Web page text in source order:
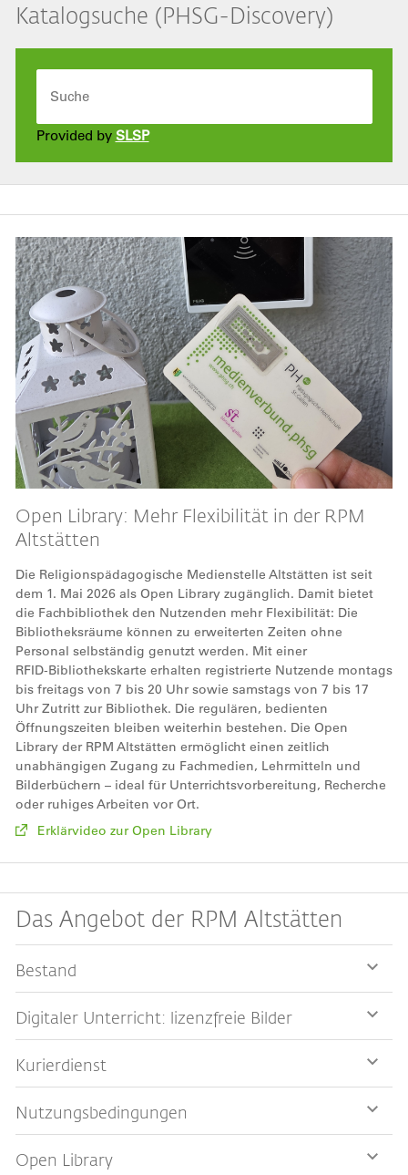
Katalogsuche (PHSG-Discovery)
Provided by SLSP
Open Library: Mehr Flexibilität in der RPM
Altstätten
Die Religionspädagogische Medienstelle Altstätten ist seit
dem 1. Mai 2026 als Open Library zugänglich. Damit bietet
die Fachbibliothek den Nutzenden mehr Flexibilität: Die
Bibliotheksräume können zu erweiterten Zeiten ohne
Personal selbständig genutzt werden. Mit einer
RFID‑Bibliothekskarte erhalten registrierte Nutzende montags
bis freitags von 7 bis 20 Uhr sowie samstags von 7 bis 17
Uhr Zutritt zur Bibliothek. Die regulären, bedienten
Öffnungszeiten bleiben weiterhin bestehen. Die Open
Library der RPM Altstätten ermöglicht einen zeitlich
unabhängigen Zugang zu Fachmedien, Lehrmitteln und
Bilderbüchern – ideal für Unterrichtsvorbereitung, Recherche
oder ruhiges Arbeiten vor Ort.
Erklärvideo zur Open Library
Das Angebot der RPM Altstätten
Bestand
Digitaler Unterricht: lizenzfreie Bilder
Kurierdienst
Nutzungsbedingungen
Open Library